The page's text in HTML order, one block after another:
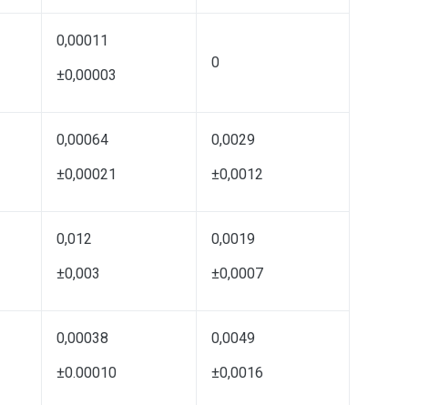
0,00011
±0,00003
0
0,00064
±0,00021
0,0029
±0,0012
0,012
±0,003
0,0019
±0,0007
0,00038
±0.00010
0,0049
±0,0016